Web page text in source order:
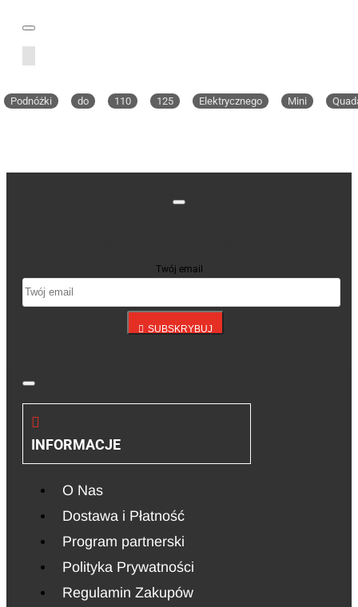
Podnóżki do 110 125 Elektrycznego Mini
Twój email
SUBSKRYBUJ
INFORMACJE
O Nas
Dostawa i Płatność
Program partnerski
Polityka Prywatności
Regulamin Zakupów